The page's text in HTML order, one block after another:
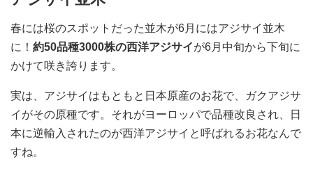
春には桜のスポットだった並木が6月にはアジサイ並木
に！ 約50品種3000株の西洋アジサイが6月中旬から下旬に
かけて咲き誇ります。
実は、アジサイはもともと日本原産のお花で、ガクアジサ
イがその原種です。それがヨーロッパで品種改良され、日
本に逆輸入されたのが西洋アジサイと呼ばれるお花なんで
すね。